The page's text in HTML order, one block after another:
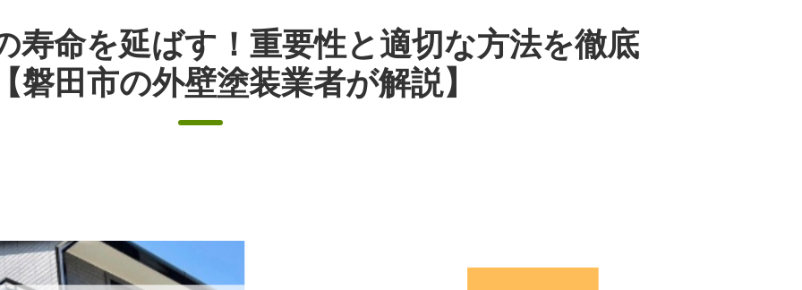
寿命を延ばす！重要性と適切な方法を徹底
磐田市の外壁塗装業者が解説】